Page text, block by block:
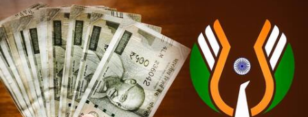
क्या है प्रधानमंत्री स्वनिधि योजना,
जिसमें बिना गारंटी के मिल रहा लोन?
लेखन रोहित राजपूत Feb 26, 2022 10:23 am
क्या है खबर?